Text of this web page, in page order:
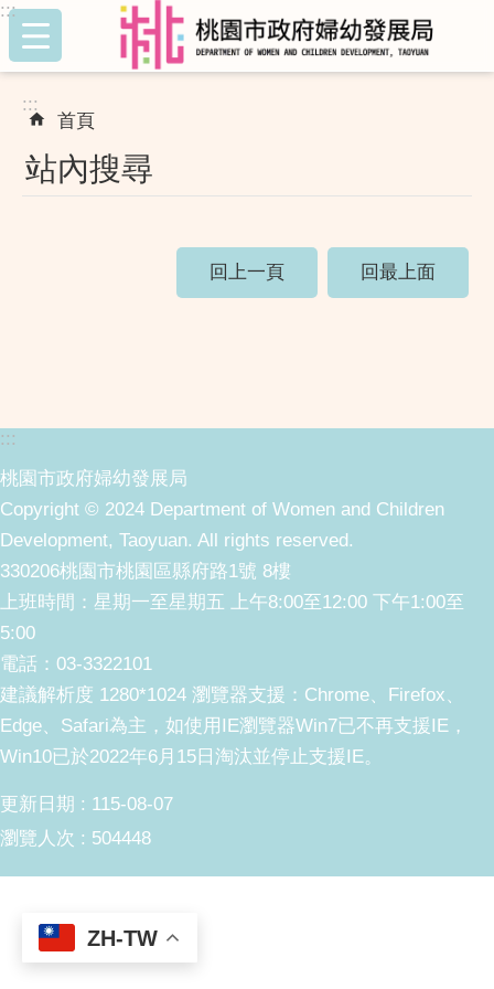
跳到主要內容區塊
ZH-TW
:::
:::
首頁
站內搜尋
回上一頁 回最上面
:::
桃園市政府婦幼發展局
Copyright © 2024 Department of Women and Children
Development, Taoyuan. All rights reserved.
330206桃園市桃園區縣府路1號 8樓
上班時間：星期一至星期五 上午8:00至12:00 下午1:00至
5:00
電話：03-3322101
建議解析度 1280*1024 瀏覽器支援：Chrome、Firefox、
Edge、Safari為主，如使用IE瀏覽器Win7已不再支援IE，
Win10已於2022年6月15日淘汰並停止支援IE。
更新日期
115-08-07
瀏覽人次
504448